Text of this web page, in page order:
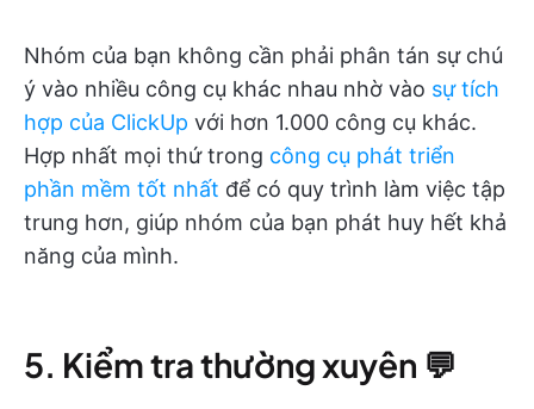
Nhóm của bạn không cần phải phân tán sự chú
ý vào nhiều công cụ khác nhau nhờ vào sự tích
hợp của ClickUp với hơn 1.000 công cụ khác.
Hợp nhất mọi thứ trong công cụ phát triển
phần mềm tốt nhất để có quy trình làm việc tập
trung hơn, giúp nhóm của bạn phát huy hết khả
năng của mình.
5. Kiểm tra thường xuyên 💬